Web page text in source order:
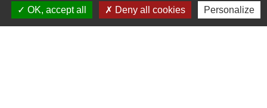
OK, accept all
Deny all cookies Personalize